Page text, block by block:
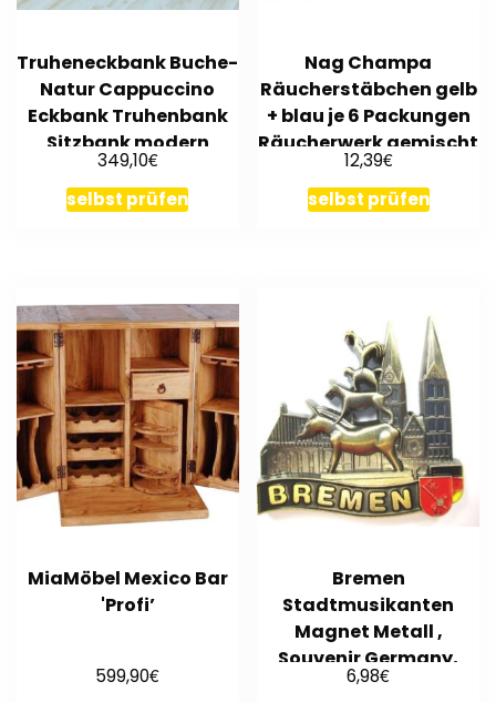
Truheneckbank Buche-
Natur Cappuccino
Eckbank Truhenbank
Sitzbank modern
design
349,10€
selbst prüfen
Nag Champa
Räucherstäbchen gelb
+ blau je 6 Packungen
Räucherwerk gemischt
12,39€
selbst prüfen
MiaMöbel Mexico Bar
'Profi’
599,90€
Bremen
Stadtmusikanten
Magnet Metall ,
Souvenir Germany,
Deutschland,(br)
6,98€